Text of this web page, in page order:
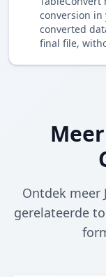
conversion in
converted
final file,
Ontdek meer
gerelateerde